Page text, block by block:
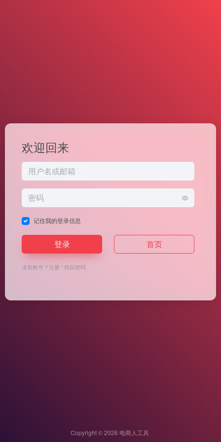
欢迎回来
记住我的登录信息
登录 首页
没有账号？注册/找回密码
Copyright © 2026 电商人工具